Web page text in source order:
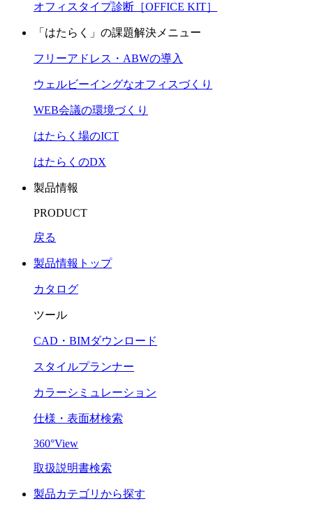
オフィスタイプ診断［OFFICE KIT］
「はたらく」の課題解決メニュー
フリーアドレス・ABWの導入
ウェルビーイングなオフィスづくり
WEB会議の環境づくり
はたらく場のICT
はたらくのDX
製品情報
PRODUCT
戻る
製品情報トップ
カタログ
ツール
CAD・BIMダウンロード
スタイルプランナー
カラーシミュレーション
仕様・表面材検索
360°View
取扱説明書検索
製品カテゴリから探す